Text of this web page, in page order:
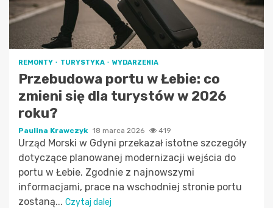
REMONTY TURYSTYKA WYDARZENIA
Przebudowa portu w Łebie: co
zmieni się dla turystów w 2026
roku?
Paulina Krawczyk 18 marca 2026 419
Urząd Morski w Gdyni przekazał istotne szczegóły
dotyczące planowanej modernizacji wejścia do
portu w Łebie. Zgodnie z najnowszymi
informacjami, prace na wschodniej stronie portu
zostaną... Czytaj dalej